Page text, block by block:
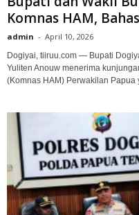
Komnas HAM,
admin - April 10, 2026
Dogiyai, tiiruu.com — Bupati
Yuliten Anouw menerima
(Komnas HAM) Perwakilan Papua